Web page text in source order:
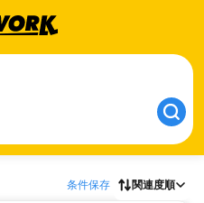
条件保存 関連度順